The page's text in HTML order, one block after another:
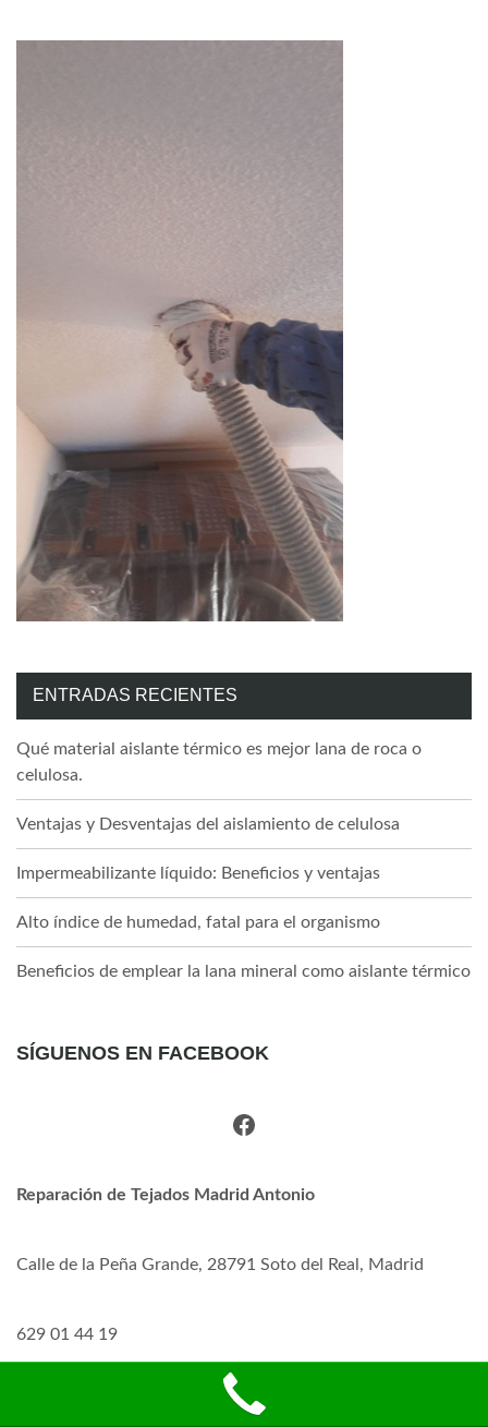
ENTRADAS RECIENTES
Qué material aislante térmico es mejor lana de roca o
celulosa.
Ventajas y Desventajas del aislamiento de celulosa
Impermeabilizante líquido: Beneficios y ventajas
Alto índice de humedad, fatal para el organismo
Beneficios de emplear la lana mineral como aislante térmico
SÍGUENOS EN FACEBOOK
Facebook
Reparación de Tejados Madrid Antonio
Calle de la Peña Grande, 28791 Soto del Real, Madrid
629 01 44 19
Ponganos una Opinión en Google Map